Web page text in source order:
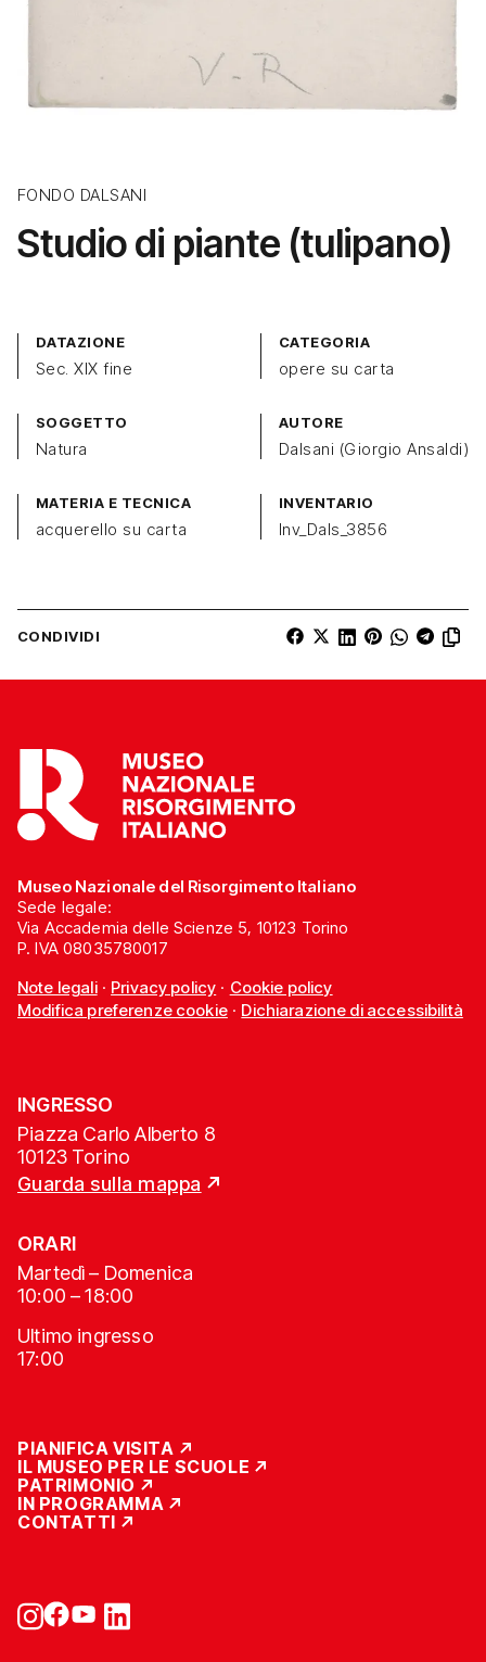
FONDO DALSANI
Studio di piante (tulipano)
DATAZIONE
Sec. XIX fine
CATEGORIA
opere su carta
SOGGETTO
Natura
AUTORE
Dalsani (Giorgio Ansaldi)
MATERIA E TECNICA
acquerello su carta
INVENTARIO
Inv_Dals_3856
CONDIVIDI
Museo Nazionale del Risorgimento Italiano
Sede legale:
Via Accademia delle Scienze 5, 10123 Torino
P. IVA 08035780017
Note legali· Privacy policy · Cookie policy
Modifica preferenze cookie· Dichiarazione di accessibilità
INGRESSO
Piazza Carlo Alberto 8
10123 Torino
Guarda sulla mappa
ORARI
Martedì – Domenica
10:00 – 18:00
Ultimo ingresso
17:00
PIANIFICA VISITA
IL MUSEO PER LE SCUOLE
PATRIMONIO
IN PROGRAMMA
CONTATTI